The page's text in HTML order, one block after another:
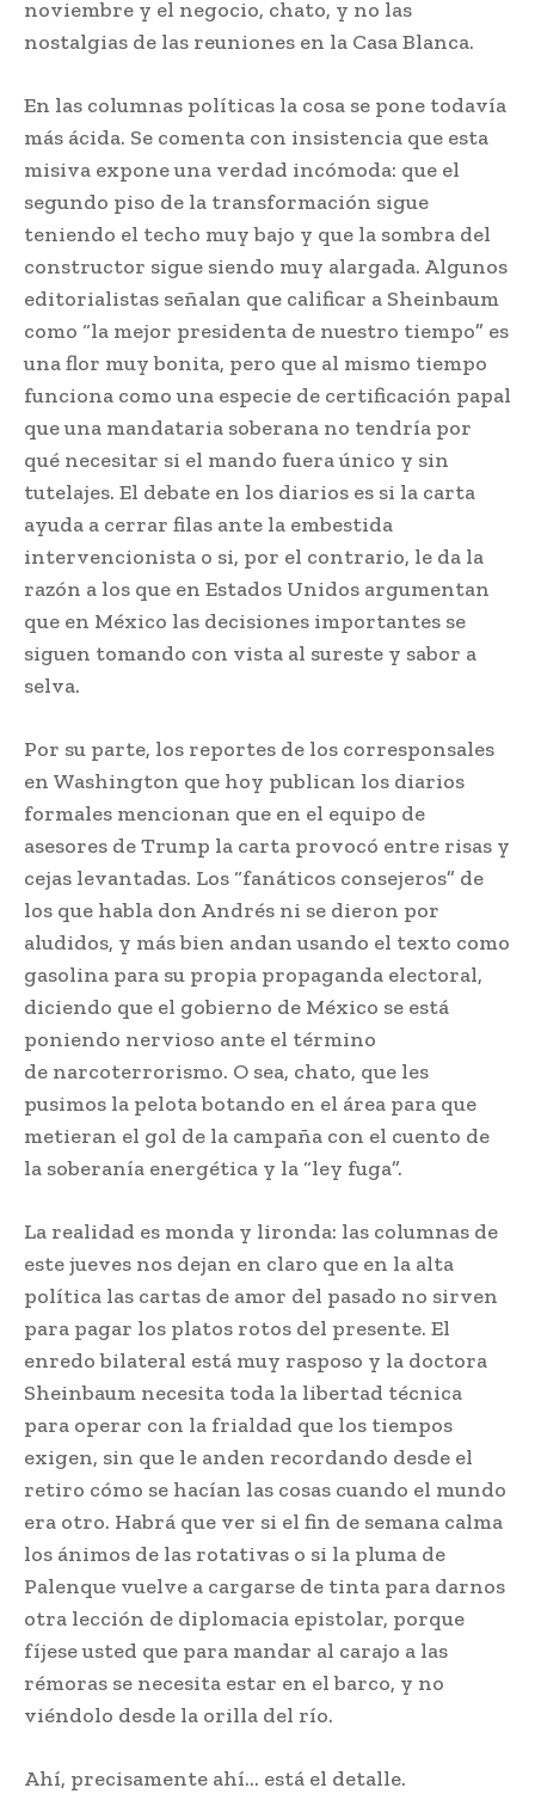
noviembre y el negocio, chato, y no las
nostalgias de las reuniones en la Casa Blanca.
En las columnas políticas la cosa se pone todavía
más ácida. Se comenta con insistencia que esta
misiva expone una verdad incómoda: que el
segundo piso de la transformación sigue
teniendo el techo muy bajo y que la sombra del
constructor sigue siendo muy alargada. Algunos
editorialistas señalan que calificar a Sheinbaum
como “la mejor presidenta de nuestro tiempo” es
una flor muy bonita, pero que al mismo tiempo
funciona como una especie de certificación papal
que una mandataria soberana no tendría por
qué necesitar si el mando fuera único y sin
tutelajes. El debate en los diarios es si la carta
ayuda a cerrar filas ante la embestida
intervencionista o si, por el contrario, le da la
razón a los que en Estados Unidos argumentan
que en México las decisiones importantes se
siguen tomando con vista al sureste y sabor a
selva.
Por su parte, los reportes de los corresponsales
en Washington que hoy publican los diarios
formales mencionan que en el equipo de
asesores de Trump la carta provocó entre risas y
cejas levantadas. Los “fanáticos consejeros” de
los que habla don Andrés ni se dieron por
aludidos, y más bien andan usando el texto como
gasolina para su propia propaganda electoral,
diciendo que el gobierno de México se está
poniendo nervioso ante el término
de narcoterrorismo. O sea, chato, que les
pusimos la pelota botando en el área para que
metieran el gol de la campaña con el cuento de
la soberanía energética y la “ley fuga”.
La realidad es monda y lironda: las columnas de
este jueves nos dejan en claro que en la alta
política las cartas de amor del pasado no sirven
para pagar los platos rotos del presente. El
enredo bilateral está muy rasposo y la doctora
Sheinbaum necesita toda la libertad técnica
para operar con la frialdad que los tiempos
exigen, sin que le anden recordando desde el
retiro cómo se hacían las cosas cuando el mundo
era otro. Habrá que ver si el fin de semana calma
los ánimos de las rotativas o si la pluma de
Palenque vuelve a cargarse de tinta para darnos
otra lección de diplomacia epistolar, porque
fíjese usted que para mandar al carajo a las
rémoras se necesita estar en el barco, y no
viéndolo desde la orilla del río.
Ahí, precisamente ahí… está el detalle.